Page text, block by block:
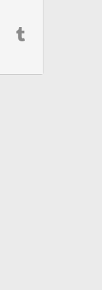
Pinterest